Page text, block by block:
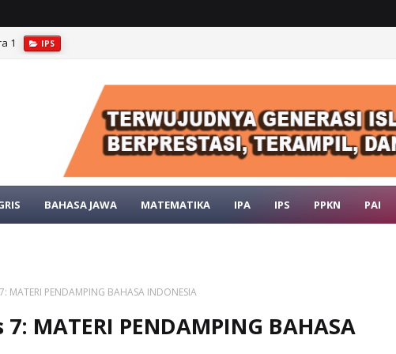
GEOLOGIS INDONESIA
BAHASA JAWA MATEMATIKA IPA IPS PPKN PAI
PENDAMPING BAHASA INDONESIA
MATERI PENDAMPING BAHASA